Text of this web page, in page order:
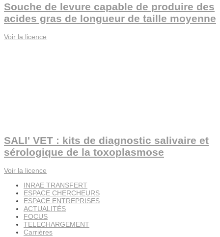
Souche de levure capable de produire des
acides gras de longueur de taille moyenne
Voir la licence
SALI' VET : kits de diagnostic salivaire et
sérologique de la toxoplasmose
Voir la licence
INRAE TRANSFERT
ESPACE CHERCHEURS
ESPACE ENTREPRISES
ACTUALITÉS
FOCUS
TELECHARGEMENT
Carrières